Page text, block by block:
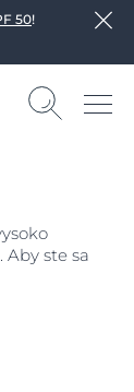
50!
ste sa